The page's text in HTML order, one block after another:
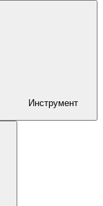
Инструмент